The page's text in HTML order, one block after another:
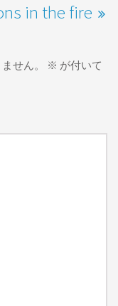
in the fire
せん。 ※ が付いて